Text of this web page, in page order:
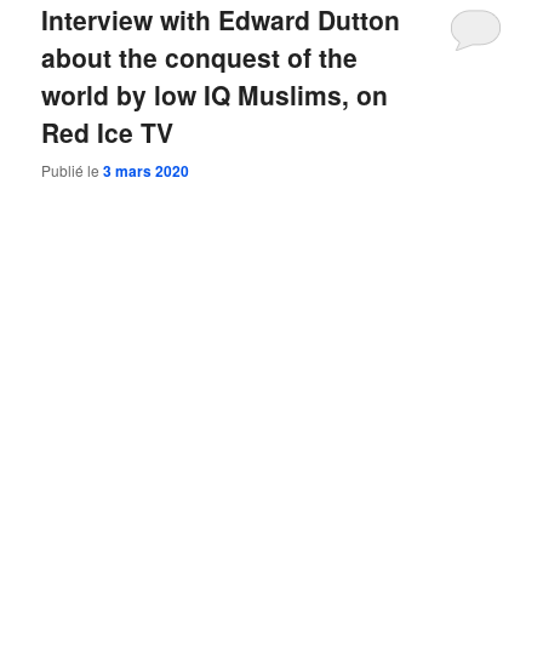
Interview with Edward Dutton
about the conquest of the
world by low IQ Muslims, on
Red Ice TV
Publié le3 mars 2020